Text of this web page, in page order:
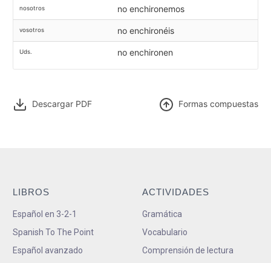
nosotros no enchironemos
vosotros no enchironéis
Uds. no enchironen
Descargar PDF Formas compuestas
LIBROS
Español en 3-2-1
Spanish To The Point
Español avanzado
ACTIVIDADES
Gramática
Vocabulario
Comprensión de lectura